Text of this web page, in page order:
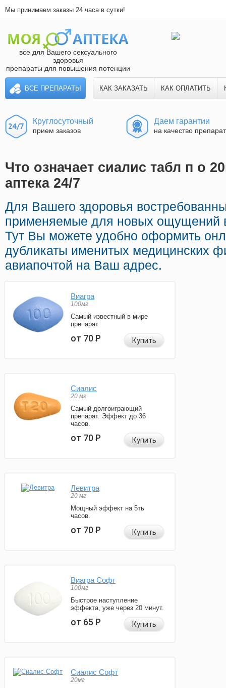
Мы принимаем заказы 24 часа в сутки!
все для Вашего сексуального
здоровья
препараты для повышения потенции
ВСЕ ПРЕПАРАТЫ КАК ЗАКАЗАТЬ КАК ОПЛАТИТЬ
Круглосуточный
прием заказов
Даем гарантии
на качество
Что означает сиалис табл п о
аптека 24/7
Для Вашего здоровья
применяемые для новых ощущений
Тут Вы можете удобно оформить
дубликаты именитых медицинских
авиапочтой на Ваш адрес.
Виагра
100мг
Самый известный в мире
препарат
от 70Р Купить
Сиалис
20 мг
Самый долгоиграющий
препарат. Эффект до 36
часов.
от 70Р Купить
Левитра
20 мг
Мощный эффект на 5ть
часов.
от 70Р Купить
Виагра Софт
100мг
Быстрое наступление
эффекта, уже через 20 минут.
от 65Р Купить
Сиалис Софт
20мг